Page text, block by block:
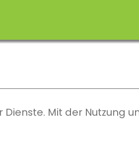
Mit der Nutzung